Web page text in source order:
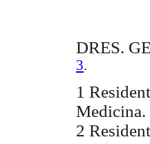
DRES.
3.
1
Medicina.
2